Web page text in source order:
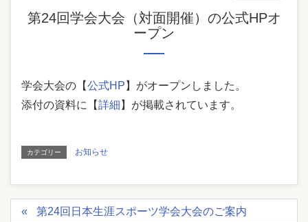
第24回学会大会（対面開催）の公式HPオ
ープン
学会大会の【公式HP 】がオープンしました。
添付の資料に【詳細 】が掲載されています。
カテゴリー お知らせ
第24回日本生涯スポーツ学会大会のご案内